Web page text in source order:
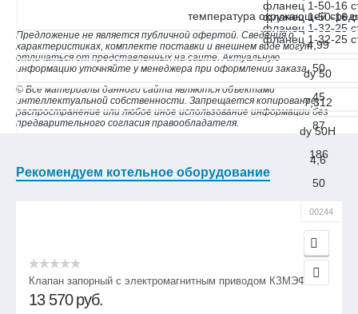
фланец 1-50-16
фланец 1-50-16
фланец 1-32-25
фланец 1-32-25
50
45
87
186
50
50
100
186
температура окружающей
4,99
dy 50
7,312
dy 50H
4,6
Предложение не является публичной офертой. Сведения о
характеристиках, комплекте поставки и внешнем виде могут
отличаться от представленных на сайте. Актуальную
информацию уточняйте у менеджера при оформлении заказа.
© Все материалы данного сайта являются объектами
интеллектуальной собственности. Запрещается копирование,
распространение или любое иное использование информации без
предварительного согласия правообладателя.
Рекомендуем котельное оборудование
00244
Клапан запорный с электромагнитным приводом КЗМЭФ
13 570 руб.